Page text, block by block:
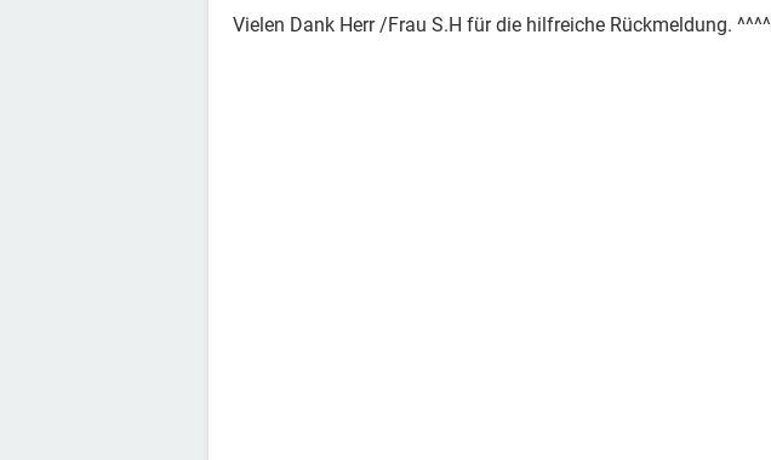
Vielen Dank Herr /Frau S.H für die hilfreiche Rückmeldung. ^^^^